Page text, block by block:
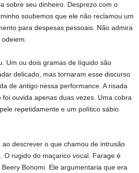
sobre seu dinheiro. Desprezo com o
soubemos que ele não reclamou um
para despesas pessoais. Não admira
Um ou dois gramas de líquido são
delicado, mas tornaram esse discurso
de antigo nessa performance. A risada
ouvida apenas duas vezes. Uma cobra
repetidamente e um político sábio
ao descrever o que chamou de intrusão
O rugido do maçarico vocal. Farage é
Bonomi. Ele argumentaria que era